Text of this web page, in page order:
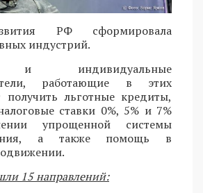
РФ сформировала
индустрий.
и индивидуальные
работающие в этих
получить льготные кредиты,
ставки 0%, 5% и 7%
упрощенной системы
а также помощь в
15 направлений: